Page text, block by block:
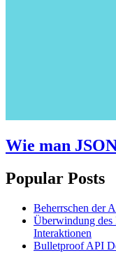
Wie man
Popular Posts
Beherrschen der
Überwindung
Interaktionen
Bulletproof API